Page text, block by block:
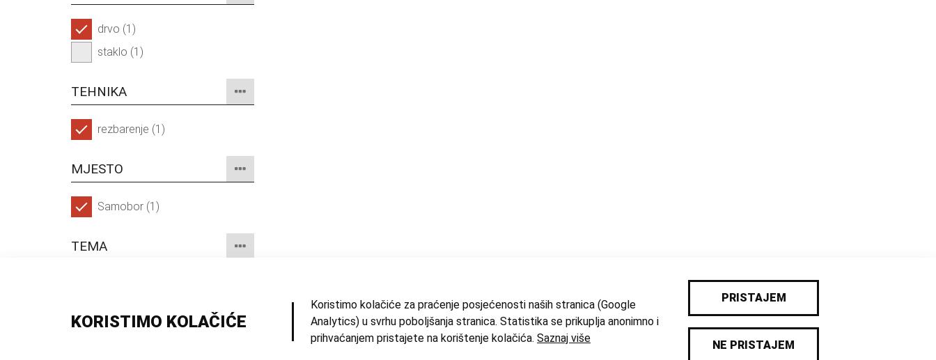
drvo (1)
staklo (1)
TEHNIKA
rezbarenje (1)
MJESTO
Samobor (1)
TEMA
KORISTIMO KOLAČIĆE
Koristimo kolačiće za praćenje posjećenosti naših stranica (Google
Analytics) u svrhu poboljšanja stranica. Statistika se prikuplja anonimno i
prihvaćanjem pristajete na korištenje kolačića. Saznaj više
PRISTAJEM
NE PRISTAJEM